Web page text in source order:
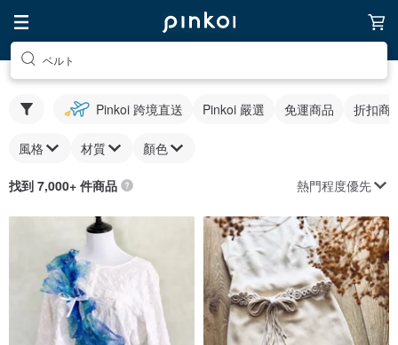
ベルト
Pinkoi 跨境直送 Pinkoi 嚴選 免運商品 折扣商
風格 材質 顏色
找到 7,000+ 件商品 熱門程度優先